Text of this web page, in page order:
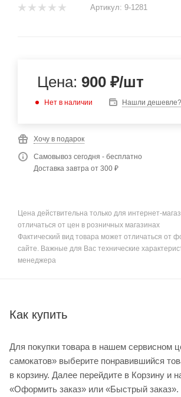
Артикул: 9-1281
Цена: 900 ₽/шт
Нет в наличии Нашли дешевле?
Хочу в подарок
Самовывоз сегодня - бесплатно
Доставка завтра от 300 ₽
Цена действительна только для интернет-
отличаться от цен в розничных магазинах
Фактический вид товара может отличаться от
сайте. Важные для Вас технические
менеджера
Как купить
Для покупки товара в нашем сервисном
самокатов» выберите понравившийся
в корзину. Далее перейдите в Корзину и
«Оформить заказ» или «Быстрый заказ».